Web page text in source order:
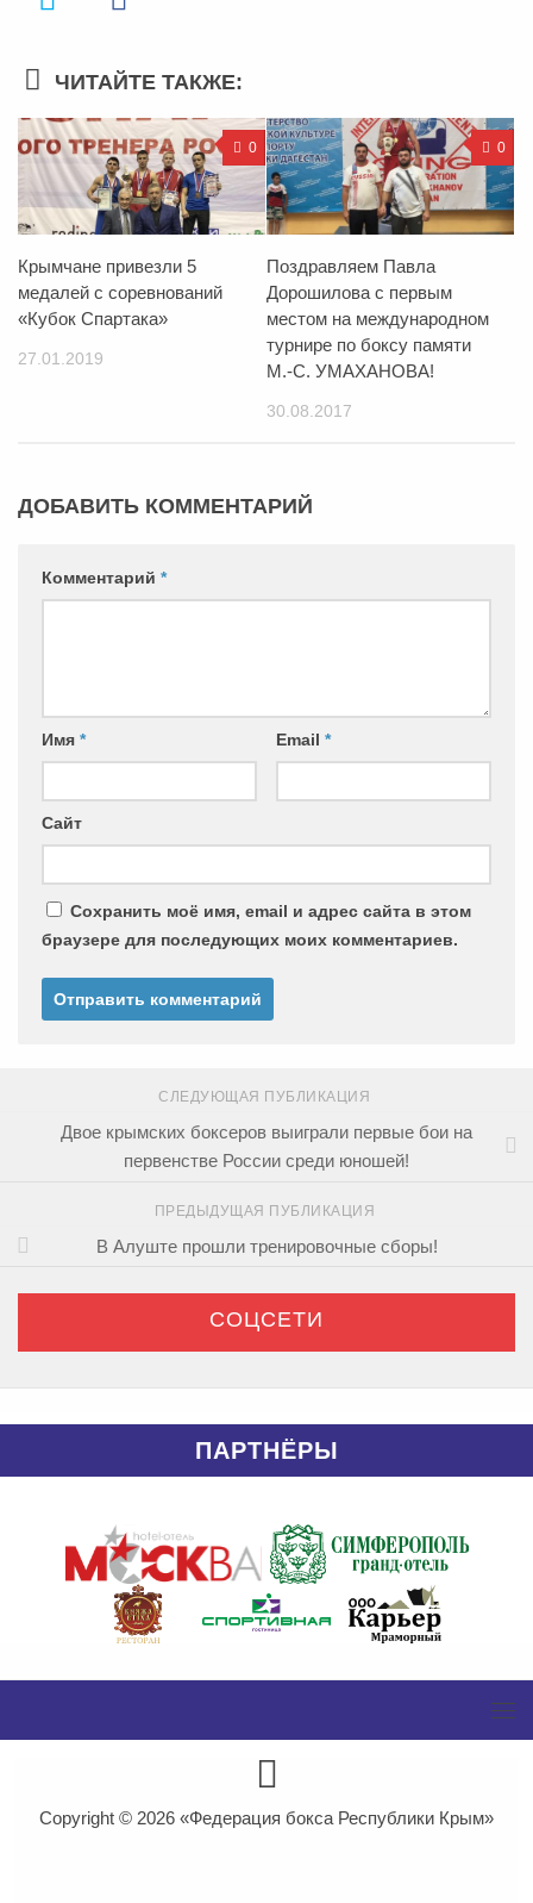
ЧИТАЙТЕ ТАКЖЕ:
0
Крымчане привезли 5
медалей с соревнований
«Кубок Спартака»
27.01.2019
0
Поздравляем Павла
Дорошилова с первым
местом на международном
турнире по боксу памяти
М.-С. УМАХАНОВА!
30.08.2017
ДОБАВИТЬ КОММЕНТАРИЙ
Комментарий *
Имя * Email *
Сайт
Сохранить моё имя, email и адрес сайта в этом
браузере для последующих моих комментариев.
СЛЕДУЮЩАЯ ПУБЛИКАЦИЯ
Двое крымских боксеров выиграли первые бои на
первенстве России среди юношей!
ПРЕДЫДУЩАЯ ПУБЛИКАЦИЯ
В Алуште прошли тренировочные сборы!
СОЦСЕТИ
ПАРТНЁРЫ
Copyright © 2026 «Федерация бокса Республики Крым»